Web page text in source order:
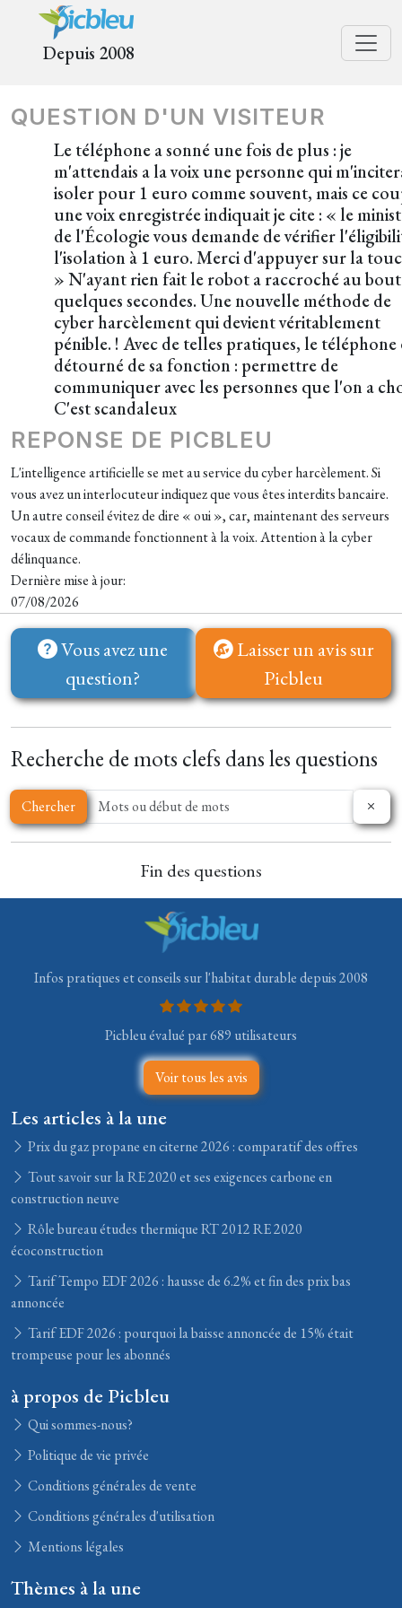
Depuis 2008
QUESTION D'UN VISITEUR
Le téléphone a sonné une fois de plus : je
m'attendais a la voix une personne qui
isoler pour 1 euro comme souvent, mais ce
une voix enregistrée indiquait je cite : « le
de l'Écologie vous demande de vérifier
l'isolation à 1 euro. Merci d'appuyer sur la
» N'ayant rien fait le robot a raccroché au
quelques secondes. Une nouvelle méthode de
cyber harcèlement qui devient véritablement
pénible. ! Avec de telles pratiques, le téléphone
détourné de sa fonction : permettre de
communiquer avec les personnes que l'on a
C'est scandaleux
REPONSE DE PICBLEU
L'intelligence artificielle se met au service du cyber harcèlement. Si
vous avez un interlocuteur indiquez que vous êtes interdits bancaire.
Un autre conseil évitez de dire « oui », car, maintenant des serveurs
vocaux de commande fonctionnent à la voix. Attention à la cyber
délinquance.
Dernière mise à jour:
07/08/2026
Vous avez une
question?
Laisser un avis sur
Picbleu
Recherche de mots clefs dans les questions
Chercher
Fin des questions
Infos pratiques et conseils sur l'habitat durable depuis 2008
Picbleu évalué par 689 utilisateurs
Voir tous les avis
Les articles à la une
Prix du gaz propane en citerne 2026 : comparatif des offres
Tout savoir sur la RE 2020 et ses exigences carbone en
construction neuve
Rôle bureau études thermique RT 2012 RE 2020
écoconstruction
Tarif Tempo EDF 2026 : hausse de 6.2% et fin des prix bas
annoncée
Tarif EDF 2026 : pourquoi la baisse annoncée de 15% était
trompeuse pour les abonnés
à propos de Picbleu
Qui sommes-nous?
Politique de vie privée
Conditions générales de vente
Conditions générales d'utilisation
Mentions légales
Thèmes à la une